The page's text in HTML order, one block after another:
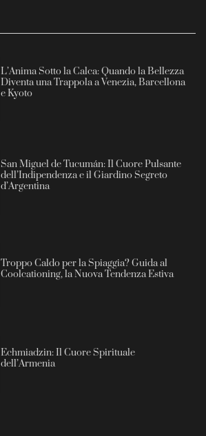
L’Anima Sotto la Calca: Quando la Bellezza
Diventa una Trappola a Venezia, Barcellona
e Kyoto
San Miguel de Tucumán: Il Cuore Pulsante
dell’Indipendenza e il Giardino Segreto
d’Argentina
Troppo Caldo per la Spiaggia? Guida al
Coolcationing, la Nuova Tendenza Estiva
Echmiadzin: Il Cuore Spirituale
dell’Armenia